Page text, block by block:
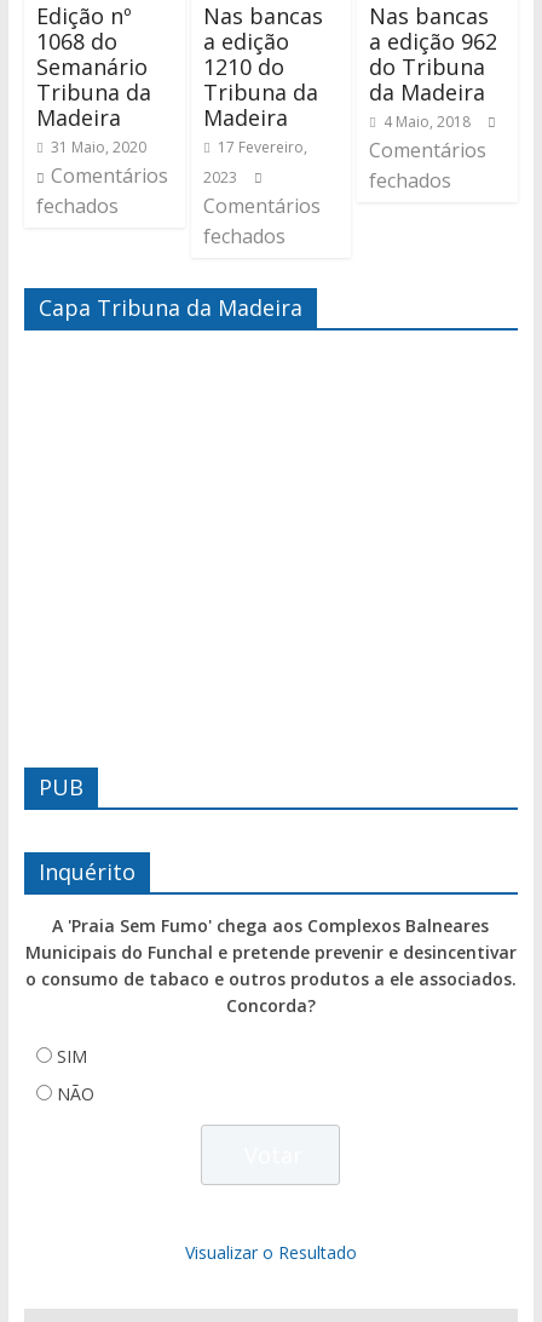
Edição nº
1068 do
Semanário
Tribuna da
Madeira
31 Maio, 2020
Comentários
fechados
Nas bancas
a edição
1210 do
Tribuna da
Madeira
17 Fevereiro,
2023
Comentários
fechados
Nas bancas
a edição 962
do Tribuna
da Madeira
4 Maio, 2018
Comentários
fechados
Capa Tribuna da Madeira
PUB
Inquérito
A 'Praia Sem Fumo' chega aos Complexos Balneares
Municipais do Funchal e pretende prevenir e desincentivar
o consumo de tabaco e outros produtos a ele associados.
Concorda?
SIM
NÃO
Visualizar o Resultado